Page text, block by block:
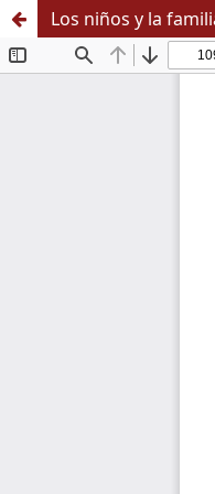
Los niños y la